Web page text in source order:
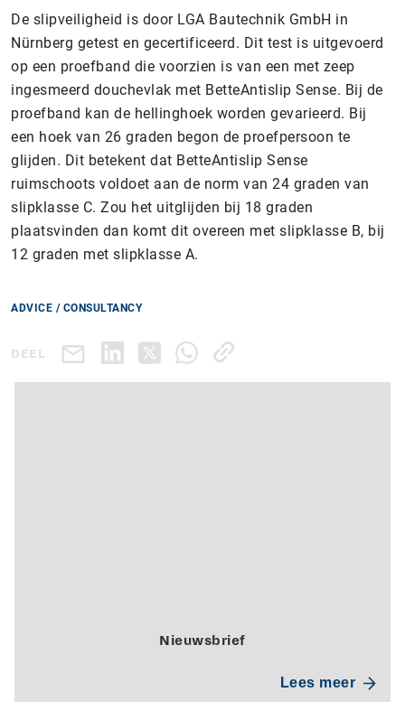
De slipveiligheid is door LGA Bautechnik GmbH in
Nürnberg getest en gecertificeerd. Dit test is uitgevoerd
op een proefband die voorzien is van een met zeep
ingesmeerd douchevlak met BetteAntislip Sense. Bij de
proefband kan de hellinghoek worden gevarieerd. Bij
een hoek van 26 graden begon de proefpersoon te
glijden. Dit betekent dat BetteAntislip Sense
ruimschoots voldoet aan de norm van 24 graden van
slipklasse C. Zou het uitglijden bij 18 graden
plaatsvinden dan komt dit overeen met slipklasse B, bij
12 graden met slipklasse A.
ADVICE / CONSULTANCY
DEEL
Nieuwsbrief
Lees meer